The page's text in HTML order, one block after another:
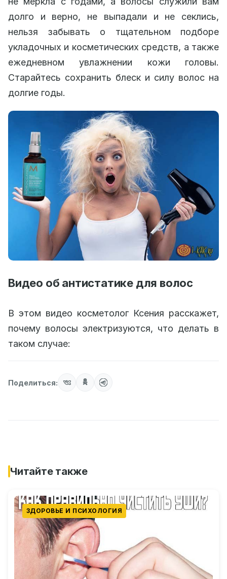
долго и верно, не выпадали и не секлись,
нельзя забывать о тщательном подборе
укладочных и косметических средств, а также
ежедневном увлажнении кожи головы.
Старайтесь сохранить блеск и силу волос на
долгие годы.
Видео об антистатике для волос
В этом видео косметолог Ксения расскажет,
почему волосы электризуются, что делать в
таком случае:
Поделиться:
Читайте также
ЗДОРОВЬЕ И ПСИХОЛОГИЯ